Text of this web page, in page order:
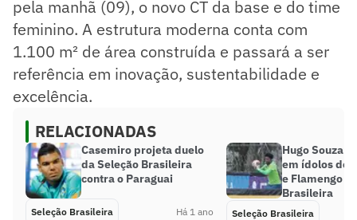
pela manhã (09), o novo CT da base e do time
feminino. A estrutura moderna conta com
1.100 m² de área construída e passará a ser
referência em inovação, sustentabilidade e
excelência.
RELACIONADAS
Casemiro projeta duelo
da Seleção Brasileira
contra o Paraguai
Seleção Brasileira Há 1 ano
Hugo Souza
em ídolos de
e Flamengo
Brasileira
Seleção Brasileira